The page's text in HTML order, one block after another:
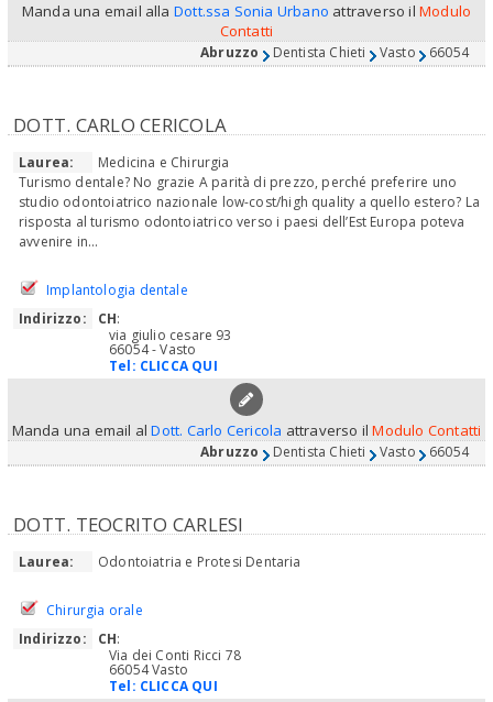
Manda una email alla Dott.ssa Sonia Urbano attraverso ilModulo
Contatti
Abruzzo Dentista Chieti Vasto 66054
DOTT. CARLO CERICOLA
Laurea:
Medicina e Chirurgia
Turismo dentale? No grazie A parità di prezzo, perché preferire uno
studio odontoiatrico nazionale low-cost/high quality a quello estero? La
risposta al turismo odontoiatrico verso i paesi dell’Est Europa poteva
avvenire in...
Implantologia dentale
Indirizzo:
CH:
via giulio cesare 93
66054 - Vasto
Tel: CLICCA QUI
Manda una email alDott. Carlo Cericola attraverso ilModulo Contatti
Abruzzo Dentista Chieti Vasto 66054
DOTT. TEOCRITO CARLESI
Laurea: Odontoiatria e Protesi Dentaria
Chirurgia orale
Indirizzo:
CH:
Via dei Conti Ricci 78
66054 Vasto
Tel: CLICCA QUI